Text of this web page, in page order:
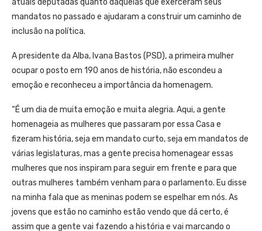
mandatos no passado e ajudaram a construir um caminho de
inclusão na política.
A presidente da Alba, Ivana Bastos (PSD), a primeira mulher
ocupar o posto em 190 anos de história, não escondeu a
emoção e reconheceu a importância da homenagem.
“É um dia de muita emoção e muita alegria. Aqui, a gente
homenageia as mulheres que passaram por essa Casa e
fizeram história, seja em mandato curto, seja em mandatos de
várias legislaturas, mas a gente precisa homenagear essas
mulheres que nos inspiram para seguir em frente e para que
outras mulheres também venham para o parlamento. Eu disse
na minha fala que as meninas podem se espelhar em nós. As
jovens que estão no caminho estão vendo que dá certo, é
assim que a gente vai fazendo a história e vai marcando o